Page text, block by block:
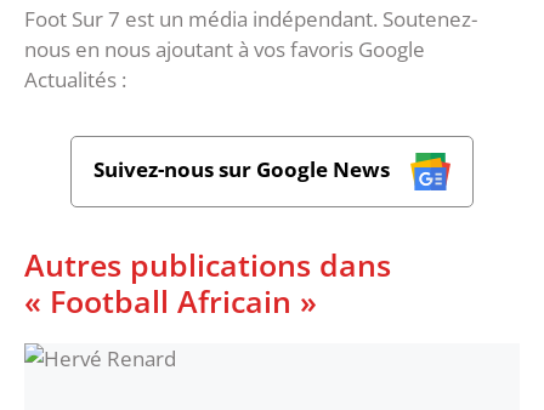
Foot Sur 7 est un média indépendant. Soutenez-
nous en nous ajoutant à vos favoris Google
Actualités :
Suivez-nous sur Google News
Autres publications dans
« Football Africain »